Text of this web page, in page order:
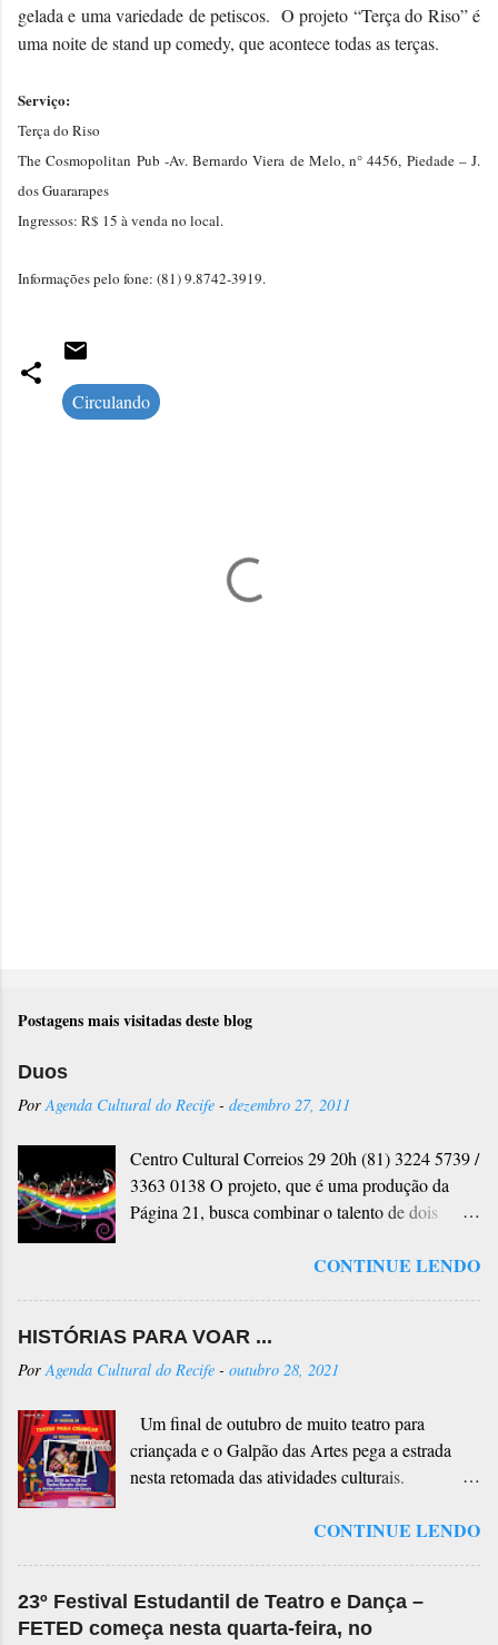
gelada e uma variedade de petiscos. O projeto “Terça do Riso” é
uma noite de stand up comedy, que acontece todas as terças.
Serviço:
Terça do Riso
The Cosmopolitan Pub -Av. Bernardo Viera de Melo, n° 4456, Piedade – J.
dos Guararapes
Ingressos: R$ 15 à venda no local.
Informações pelo fone: (81) 9.8742-3919.
Circulando
Postagens mais visitadas deste blog
Duos
Por Agenda Cultural do Recife - dezembro 27, 2011
Centro Cultural Correios 29 20h (81) 3224 5739 /
3363 0138 O projeto, que é uma produção da
Página 21, busca combinar o talento de dois
brasileiro para apresentações no Centro Cultural
qual prevalece m a diversidade da MPB e o
virtuosismo dos convidados. Cada dupla será
apresentação deste mês, os artistas convidados
são Giba Alves & Beto do Bandolim.
CONTINUE LENDO
HISTÓRIAS PARA VOAR ...
Por Agenda Cultural do Recife - outubro 28, 2021
Um final de outubro de muito teatro para
criançada e o Galpão das Artes pega a estrada
nesta retomada das atividades culturais.
HISTÓRIAS PARA VOAR ... neste domingo
outubro (domingo) às 16 horas no Centro de
Criação Galpão das Artes. A sessão do dia 30 de
CONTINUE LENDO
23º Festival Estudantil de Teatro e Dança –
FETED começa nesta quarta-feira, no